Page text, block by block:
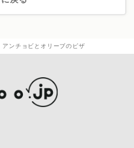
アンチョビとオリーブのピザ